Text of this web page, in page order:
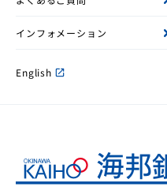
インフォメーション
English open_in_new